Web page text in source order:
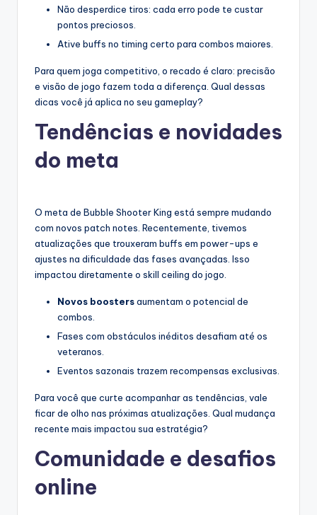
Não desperdice tiros: cada erro pode te custar
pontos preciosos.
Ative buffs no timing certo para combos maiores.
Para quem joga competitivo, o recado é claro: precisão
e visão de jogo fazem toda a diferença. Qual dessas
dicas você já aplica no seu gameplay?
Tendências e novidades
do meta
O meta de Bubble Shooter King está sempre mudando
com novos patch notes. Recentemente, tivemos
atualizações que trouxeram buffs em power-ups e
ajustes na dificuldade das fases avançadas. Isso
impactou diretamente o skill ceiling do jogo.
Novos boostersaumentam o potencial de
combos.
Fases com obstáculos inéditos desafiam até os
veteranos.
Eventos sazonais trazem recompensas exclusivas.
Para você que curte acompanhar as tendências, vale
ficar de olho nas próximas atualizações. Qual mudança
recente mais impactou sua estratégia?
Comunidade e desafios
online